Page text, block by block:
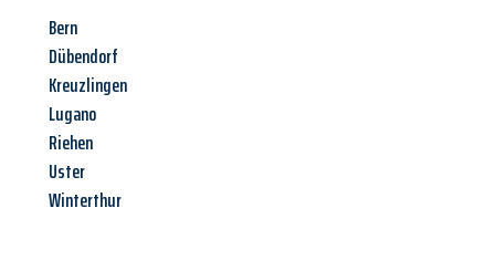
Bern
Dübendorf
Kreuzlingen
Lugano
Riehen
Uster
Winterthur